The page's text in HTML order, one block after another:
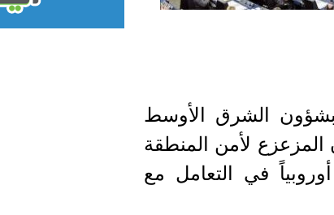
بشؤون الشرق الأوسط
لأمن المنطقة
في التعامل مع